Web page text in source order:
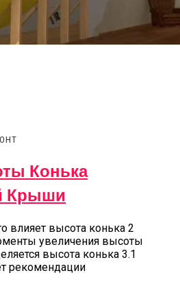
Конька
Крыши
влияет высота конька 2
увеличения высоты
высота конька 3.1
рекомендации